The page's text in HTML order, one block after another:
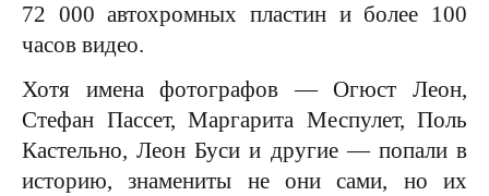
72 000 автохромных пластин и более 100
часов видео.
Хотя имена фотографов — Огюст Леон,
Стефан Пассет, Маргарита Меспулет, Поль
Кастельно, Леон Буси и другие — попали в
историю, знамениты не они сами, но их